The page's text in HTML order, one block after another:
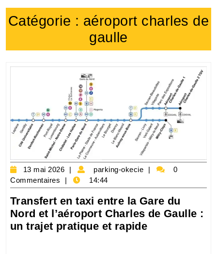
Catégorie : aéroport charles de
gaulle
13 mai 2026
13
mai
2026
parking-okecie
parking-
0
Commentaires
14:44
Transfert en taxi entre la Gare du
Nord et l’aéroport Charles de Gaulle :
un trajet pratique et rapideTransfert